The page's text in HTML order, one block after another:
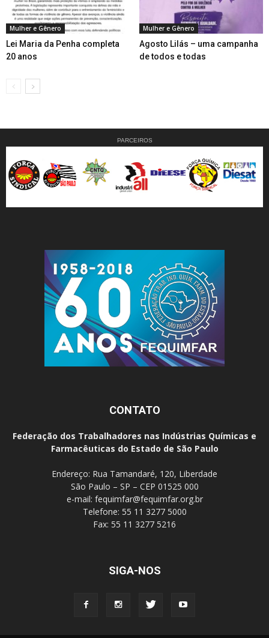
Mulher e Gênero
Lei Maria da Penha completa
20 anos
Mulher e Gênero
Agosto Lilás – uma campanha
de todos e todas
PARCEIROS
CONTATO
Federação dos Trabalhadores nas Indústrias Químicas e
Farmacêuticas do Estado de São Paulo
Endereço: Rua Tamandaré, 120, Liberdade
São Paulo – SP – CEP 01525 000
e-mail: fequimfar@fequimfar.org.br
Telefone: 55 11 3277 5000
Fax: 55 11 3277 5216
SIGA-NOS